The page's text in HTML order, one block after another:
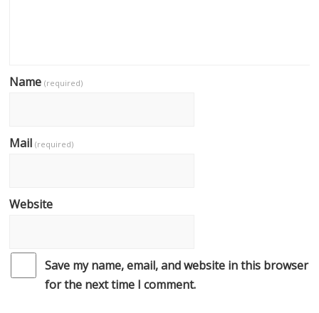
Name(required)
Mail(required)
Website
Save my name, email, and website in this browser
for the next time I comment.